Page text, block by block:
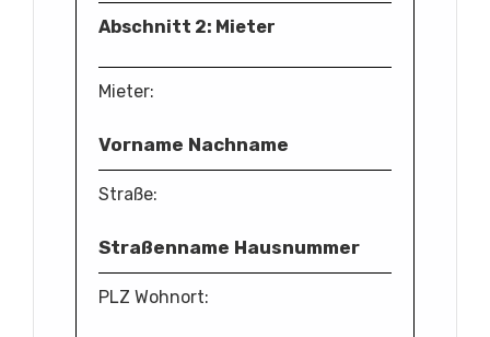
Abschnitt 2: Mieter
Mieter:
Vorname Nachname
Straße:
Straßenname Hausnummer
PLZ Wohnort: